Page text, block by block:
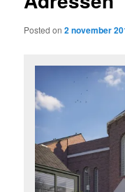
Posted on2 november